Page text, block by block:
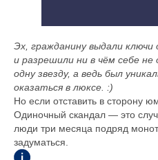
Эх, гражданину выдали ключи
и разрешили ни в чём себе
одну звезду, а ведь был
оказаться в люксе. :)
Но если отставить в сторону
Одиночный скандал — это
люди три месяца подряд
задуматься.